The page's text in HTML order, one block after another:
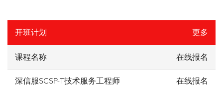
开班计划 更多
课程名称 在线报名
深信服SCSP-T技术服务工程师 在线报名